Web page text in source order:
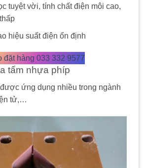
tuyệt vời, tính chất điện môi cao,
hiệu suất điện ổn định
đặt hàng 033 332 9577
tấm nhựa phíp
ứng dụng nhiều trong ngành
tử,…